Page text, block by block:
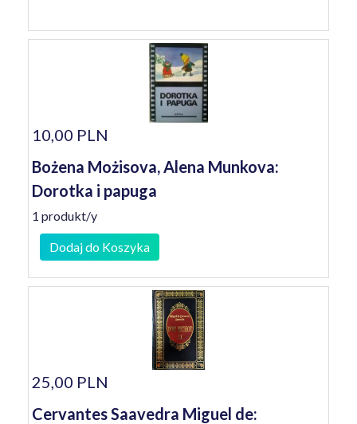
10,00 PLN
Bożena Możisova, Alena Munkova:
Dorotka i papuga
1 produkt/y
Dodaj do Koszyka
25,00 PLN
Cervantes Saavedra Miguel de: